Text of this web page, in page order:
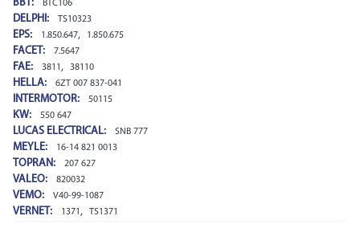
BBT: BTC106
DELPHI: TS10323
EPS: 1.850.647, 1.850.675
FACET: 7.5647
FAE: 3811 , 38110
HELLA: 6ZT 007 837-041
INTERMOTOR: 50115
KW: 550 647
LUCAS ELECTRICAL: SNB 777
MEYLE: 16-14 821 0013
TOPRAN: 207 627
VALEO: 820032
VEMO: V40-99-1087
VERNET: 1371 , TS1371